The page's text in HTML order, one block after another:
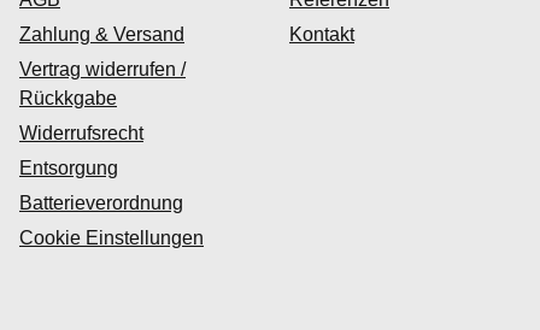
Zahlung & Versand
Vertrag widerrufen /
Rückkgabe
Widerrufsrecht
Entsorgung
Batterieverordnung
Cookie Einstellungen
Kontakt